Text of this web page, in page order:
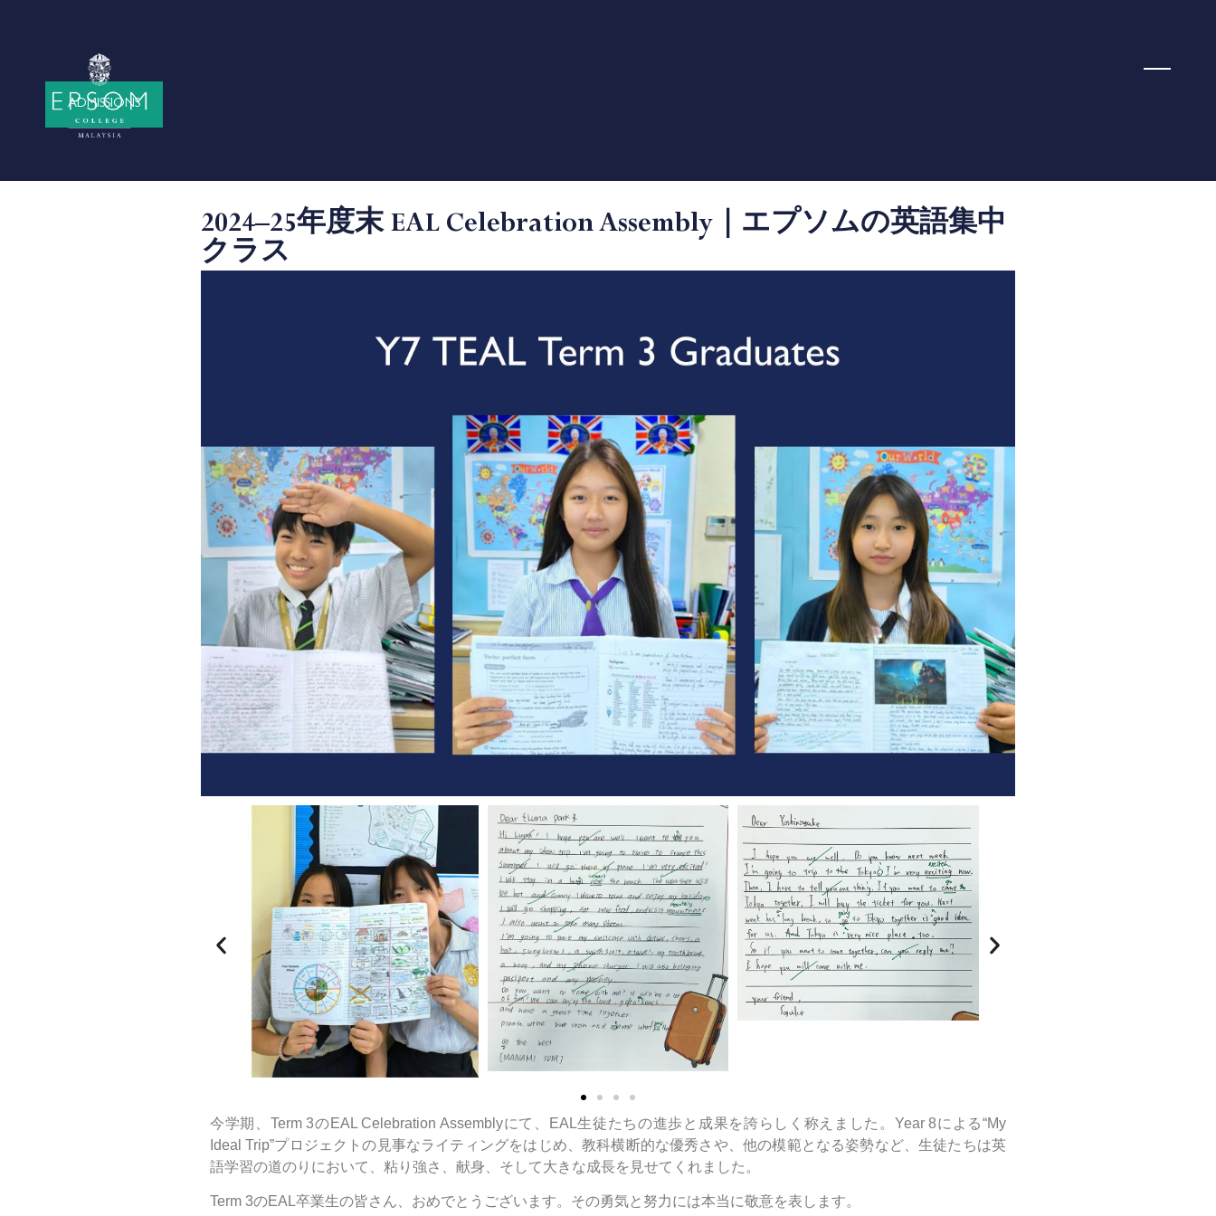
ADMISSIONS
2024–25年度末 EAL Celebration Assembly｜エプソムの英語集中
クラス
今学期、Term 3のEAL Celebration Assemblyにて、EAL生徒たちの進歩と成果を誇らしく称えました。Year 8による“My
Ideal Trip”プロジェクトの見事なライティングをはじめ、教科横断的な優秀さや、他の模範となる姿勢など、生徒たちは英
語学習の道のりにおいて、粘り強さ、献身、そして大きな成長を見せてくれました。
Term 3のEAL卒業生の皆さん、おめでとうございます。その勇気と努力には本当に敬意を表します。